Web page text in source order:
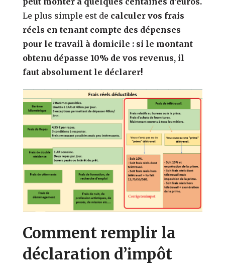
Le plus simple est de calculer vos frais
réels en tenant compte des dépenses
pour le travail à domicile : si le montant
obtenu dépasse 10% de vos revenus, il
faut absolument le déclarer!
Comment remplir la
déclaration d’impôt